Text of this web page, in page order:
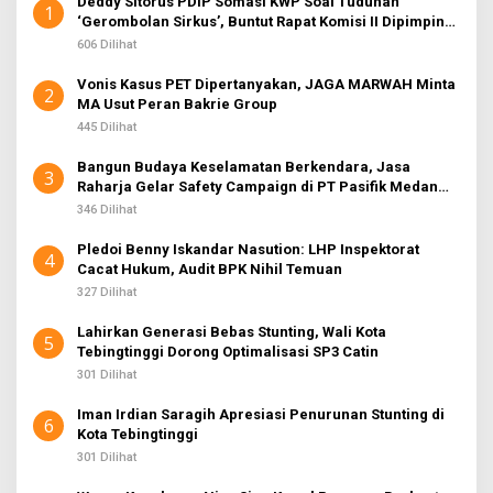
1
‘Gerombolan Sirkus’, Buntut Rapat Komisi II Dipimpin
Sufmi Dasco Ahmad
606 Dilihat
2
Vonis Kasus PET Dipertanyakan, JAGA MARWAH Minta
MA Usut Peran Bakrie Group
445 Dilihat
3
Bangun Budaya Keselamatan Berkendara, Jasa
Raharja Gelar Safety Campaign di PT Pasifik Medan
Industri
346 Dilihat
4
Pledoi Benny Iskandar Nasution: LHP Inspektorat
Cacat Hukum, Audit BPK Nihil Temuan
327 Dilihat
5
Lahirkan Generasi Bebas Stunting, Wali Kota
Tebingtinggi Dorong Optimalisasi SP3 Catin
301 Dilihat
6
Iman Irdian Saragih Apresiasi Penurunan Stunting di
Kota Tebingtinggi
301 Dilihat